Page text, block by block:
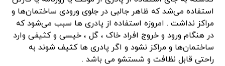
استفاده می‌شد که ظاهر جالبی در جلوی ورودی ساختمان‌ها و
مراکز نداشت . امروزه استفاده از پادری ها سبب می‌شود که
در هنگام ورود و خروج افراد خاک ، گل ، خیسی و کثیفی وارد
ساختمان‌ها و مراکز نشود و اگر پادری ها کثیف شوند به
راحتی قابل نظافت و شستشو می باشد .